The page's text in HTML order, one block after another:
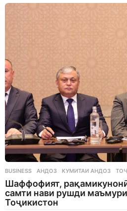
a
BUSINESS АНДОЗ ,КУМИТАИ АНДОЗ ,
Шаффофият,
самти нави рушди
Тоҷикистон